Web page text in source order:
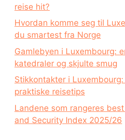
reise hit?
Hvordan komme seg til
du smartest fra Norge
Gamlebyen i Luxembourg:
katedraler og skjulte smug
Stikkontakter i
praktiske reisetips
Landene som rangeres
and Security Index 2025/26